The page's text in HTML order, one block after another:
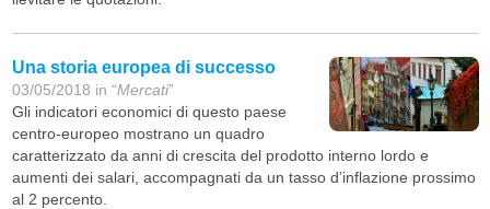
Una storia europea di successo
03/05/2018 in “Mercati”
Gli indicatori economici di questo paese
centro-europeo mostrano un quadro
caratterizzato da anni di crescita del prodotto interno lordo e
aumenti dei salari, accompagnati da un tasso d’inflazione prossimo
al 2 percento.